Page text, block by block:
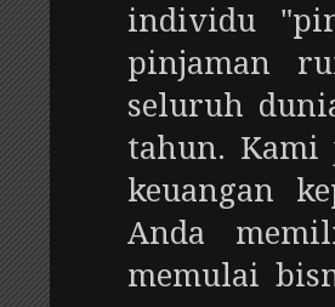
individu
pinjaman
seluruh
tahun. Kami
keuangan
Anda
memulai